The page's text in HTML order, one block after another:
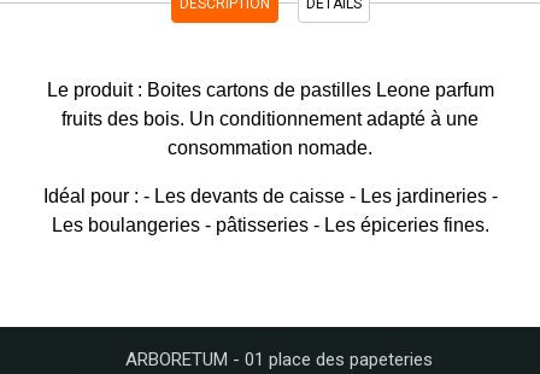
DESCRIPTION DETAILS
Le produit : Boites cartons de pastilles Leone parfum
fruits des bois. Un conditionnement adapté à une
consommation nomade.
Idéal pour : - Les devants de caisse - Les jardineries -
Les boulangeries - pâtisseries - Les épiceries fines.
ARBORETUM - 01 place des papeteries